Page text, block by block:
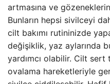
artmasına ve
Bunların hepsi sivilceyi
cilt bakımı rutininizde
değişiklik, yaz aylarında
yardımcı olabilir. Cilt
ovalama hareketleriyle